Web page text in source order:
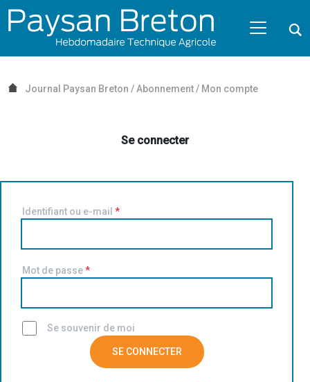
Passer au contenu
NAVIGATION MOBILE
NAVIGATION
PRINCIPALE
Journal Paysan Breton / Abonnement/ Mon compte
Se connecter
Identifiant ou e-mail *
Mot de passe*
Se souvenir de moi
SE CONNECTER